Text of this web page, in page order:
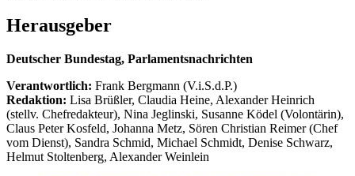
Herausgeber
Deutscher Bundestag, Parlamentsnachrichten
Verantwortlich: Frank Bergmann (V.i.S.d.P.)
Redaktion: Lisa Brüßler, Claudia Heine, Alexander Heinrich
(stellv. Chefredakteur), Nina Jeglinski, Susanne Ködel (Volontärin),
Claus Peter Kosfeld, Johanna Metz, Sören Christian Reimer (Chef
vom Dienst), Sandra Schmid, Michael Schmidt, Denise Schwarz,
Helmut Stoltenberg, Alexander Weinlein